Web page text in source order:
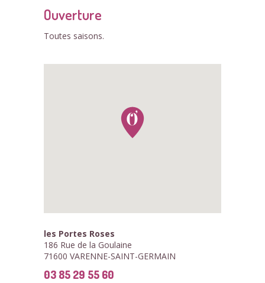
Ouverture
Toutes saisons.
les Portes Roses
186 Rue de la Goulaine
71600 VARENNE-SAINT-GERMAIN
03 85 29 55 60